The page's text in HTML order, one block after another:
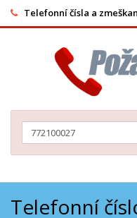
Telefonní čísla a
Telefonní